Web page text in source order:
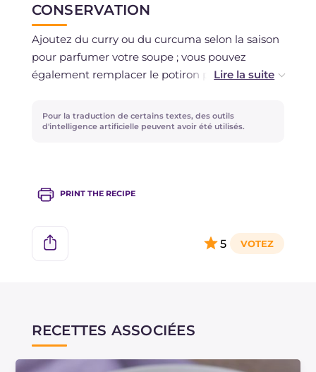
CONSERVATION
Ajoutez du curry ou du curcuma selon la saison
pour parfumer votre soupe ; vous pouvez
également remplacer le potiron par le légume
Pour la traduction de certains textes, des outils
d'intelligence artificielle peuvent avoir été utilisés.
PRINT THE RECIPE
5
RECETTES ASSOCIÉES